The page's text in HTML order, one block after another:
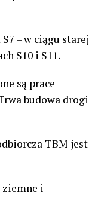
– w ciągu starej
S10 i S11.
są prace
budowa drogi
TBM jest
ziemne i